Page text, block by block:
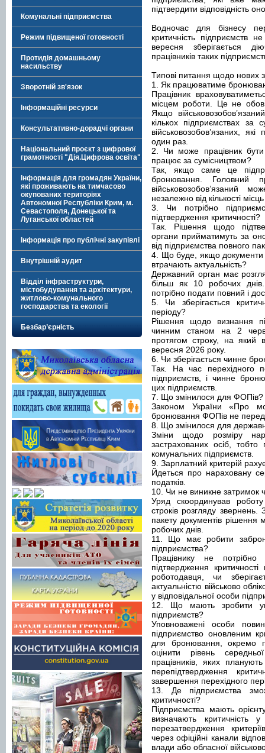
Комунальні підприємства
Режим підвищеної готовності
Протидія домашньому
насильству
Зворотній зв'язок
Інформаційні ресурси
Консультативно-дорадчі органи
Національний проєкт з цифрової
грамотності "Дія.Цифрова освіта"
Інформація для громадян України,
які проживають на тимчасово
окупованих територіях
Автономної Республіки Крим, м.
Севастополя, Донецької та
Луганської областей
Інформація про публічні закупівлі
Внутрішній аудит
Відділ інфраструктури,
містобудування та архітектури,
житлово-комунального
господарства та екології
Безбар’єрність
підтвердити відповідність
Водночас для бізнесу
критичність підприємств
вересня зберігається
працівників таких
Типові питання щодо нових
1. Як працюватиме
Працівник
місцем роботи. Це не
Якщо
кількох підприємствах за
військовозобов’язаних,
один раз.
2. Чи може працівник бути
працює за сумісництвом?
Так, якщо саме це
бронювання.
військовозобов’язаний
незалежно від кількості
3. Чи потрібно
підтвердження критичності?
Так. Рішення щодо
органи прийматимуть за
від підприємства повного
4. Що буде, якщо документи
втрачають актуальність?
Державний орган має
більш як 10 робочих
потрібно подати повний і
5. Чи зберігається
періоду?
Рішення щодо визнання
чинним станом на 2
протягом строку, на
вересня 2026 року.
6. Чи зберігається чинне
Так. На час перехідного
підприємств, і чинне
цих підприємств.
7. Що змінилося для ФОПів?
Законом України «Про
бронювання ФОПів не
8. Що змінилося для
Зміни щодо розміру
застрахованих осіб, тобто
комунальних підприємств.
9. Зарплатний критерій
Йдеться про нараховану
податків.
10. Чи не виникне затримок
Уряд скоординував
строків розгляду
пакету документів
робочих днів.
11. Що має робити
підприємства?
Працівнику не
підтвердження
роботодавця, чи
актуальністю військово
у відповідальної особи
12. Що мають зробити
підприємств?
Уповноважені особи
підприємство оновленим
для бронювання, окремо
оцінити рівень
працівників, яких
перепідтвердження
завершення перехідного
13. Де підприємства
критичності?
Підприємства мають
визначають критичність
перезатвердження
через офіційні канали
влади або обласної